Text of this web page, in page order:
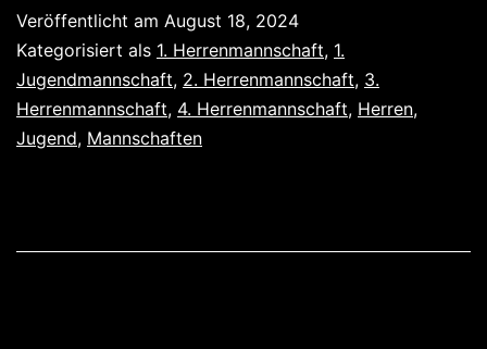
Veröffentlicht am August 18, 2024
Kategorisiert als 1. Herrenmannschaft, 1.
Jugendmannschaft, 2. Herrenmannschaft, 3.
Herrenmannschaft, 4. Herrenmannschaft, Herren,
Jugend, Mannschaften